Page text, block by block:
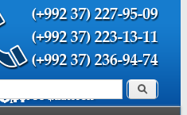
поиска Поиск